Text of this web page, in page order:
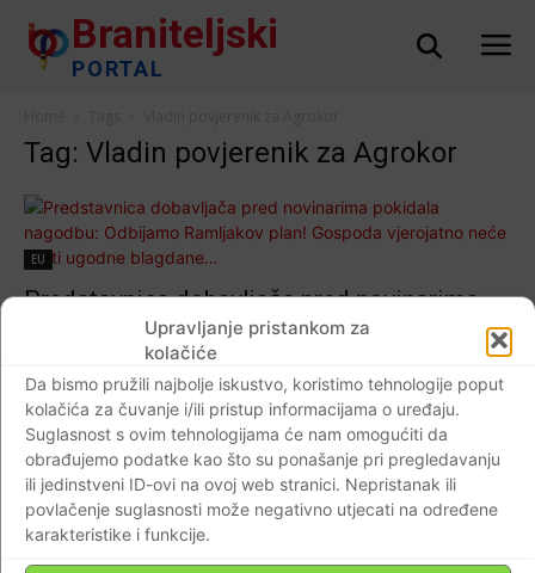
Upravljanje pristankom za
kolačiće
Da bismo pružili najbolje iskustvo, koristimo tehnologije poput
kolačića za čuvanje i/ili pristup informacijama o uređaju.
Suglasnost s ovim tehnologijama će nam omogućiti da
obrađujemo podatke kao što su ponašanje pri pregledavanju
ili jedinstveni ID-ovi na ovoj web stranici. Nepristanak ili
povlačenje suglasnosti može negativno utjecati na određene
karakteristike i funkcije.
Braniteljski
PORTAL
Tag: Vladin povjerenik za Agrokor
EU
Predstavnica dobavljača pred novinarima
pokidala nagodbu: Odbijamo Ramljakov
plan! Gospoda vjerojatno neće imati ugodne
blagdane…
Braniteljski portal - 21.12.2017
Impressum Kontaktirajte nas